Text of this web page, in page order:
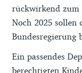
rückwirkend zum
Noch 2025 sollen
Bundesregierung
Ein passendes
berechtigten